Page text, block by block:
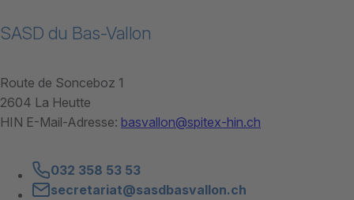
SASD du Bas-Vallon
Route de Sonceboz 1
2604 La Heutte
HIN E-Mail-Adresse: basvallon@spitex-hin.ch
032 358 53 53
secretariat@sasdbasvallon.ch